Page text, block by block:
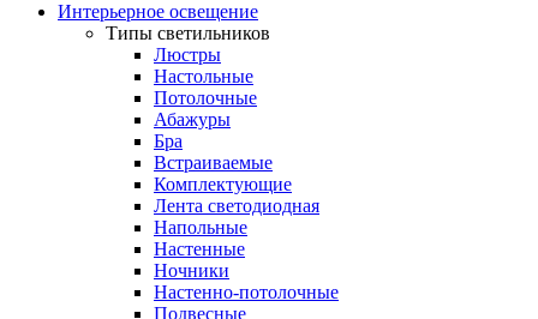
Интерьерное освещение
Типы светильников
Люстры
Настольные
Потолочные
Абажуры
Бра
Встраиваемые
Комплектующие
Лента светодиодная
Напольные
Настенные
Ночники
Настенно-потолочные
Подвесные